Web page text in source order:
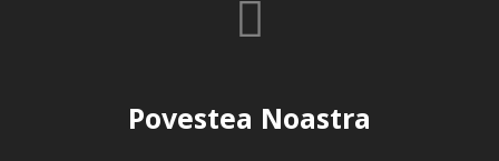
Povestea Noastra